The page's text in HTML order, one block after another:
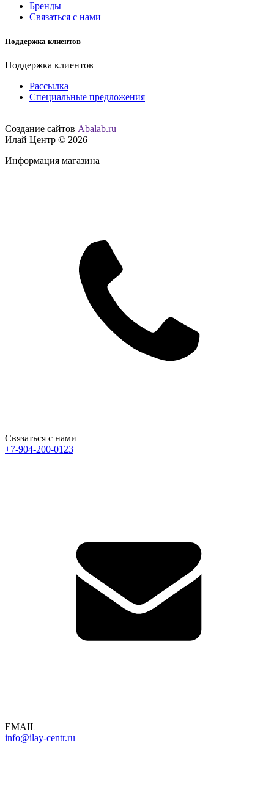
Бренды
Связаться с нами
Поддержка клиентов
Поддержка клиентов
Рассылка
Специальные предложения
Создание сайтов Abalab.ru
Илай Центр © 2026
Информация магазина
Связаться с нами
+7-904-200-0123
EMAIL
info@ilay-centr.ru